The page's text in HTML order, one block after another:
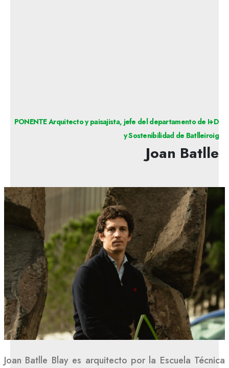
PONENTE Arquitecto y paisajista, jefe del departamento de I+D
y Sostenibilidad de Batlleiroig
Joan Batlle
Joan Batlle Blay es arquitecto por la Escuela Técnica